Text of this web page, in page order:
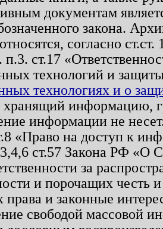
документам
закона.
согласно
п.3. ст.17
технологий и
технологиях и о
информацию,
информации не
«Право на доступ к
ст.57 Закона РФ «О
за
и порочащих честь
и законные
свободой массовой